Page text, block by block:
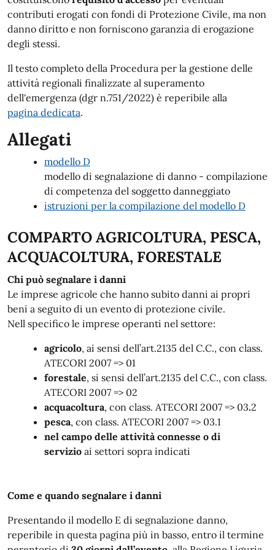
contributi erogati con fondi di Protezione Civile, ma non
danno diritto e non forniscono garanzia di erogazione
degli stessi.
Il testo completo della Procedura per la gestione delle
attività regionali finalizzate al superamento
dell'emergenza (dgr n.751/2022) è reperibile alla
pagina dedicata.
Allegati
modello D
modello di segnalazione di danno - compilazione
di competenza del soggetto danneggiato
istruzioni per la compilazione del modello D
COMPARTO AGRICOLTURA, PESCA,
ACQUACOLTURA, FORESTALE
Chi può segnalare i danni
Le imprese agricole che hanno subito danni ai propri
beni a seguito di un evento di protezione civile.
Nell specifico le imprese operanti nel settore:
agricolo, ai sensi dell’art.2135 del C.C., con class.
ATECORI 2007 => 01
forestale, si sensi dell’art.2135 del C.C., con class.
ATECORI 2007 => 02
acquacoltura, con class. ATECORI 2007 => 03.2
pesca, con class. ATECORI 2007 => 03.1
nel campo delle attività connesse o di
servizio ai settori sopra indicati
Come e quando segnalare i danni
Presentando il modello E di segnalazione danno,
reperibile in questa pagina più in basso, entro il termine